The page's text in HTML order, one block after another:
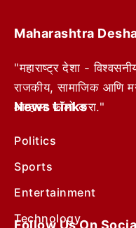
Maharashtra
"महाराष्ट्र देशा -
राजकीय, सामाजिक आणि
आम्हाला फॉलो करा."
News Links
Politics
Sports
Entertainment
Technology
Follow Us On